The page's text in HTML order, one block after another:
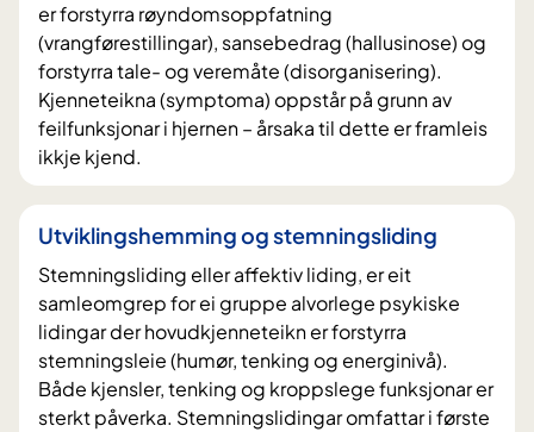
er forstyrra røyndomsoppfatning
(vrangførestillingar), sansebedrag (hallusinose) og
forstyrra tale- og veremåte (disorganisering).
Kjenneteikna (symptoma) oppstår på grunn av
feilfunksjonar i hjernen – årsaka til dette er framleis
ikkje kjend.
Utviklingshemming og stemningsliding
Stemningsliding eller affektiv liding, er eit
samleomgrep for ei gruppe alvorlege psykiske
lidingar der hovudkjenneteikn er forstyrra
stemningsleie (humør, tenking og energinivå).
Både kjensler, tenking og kroppslege funksjonar er
sterkt påverka. Stemningslidingar omfattar i første